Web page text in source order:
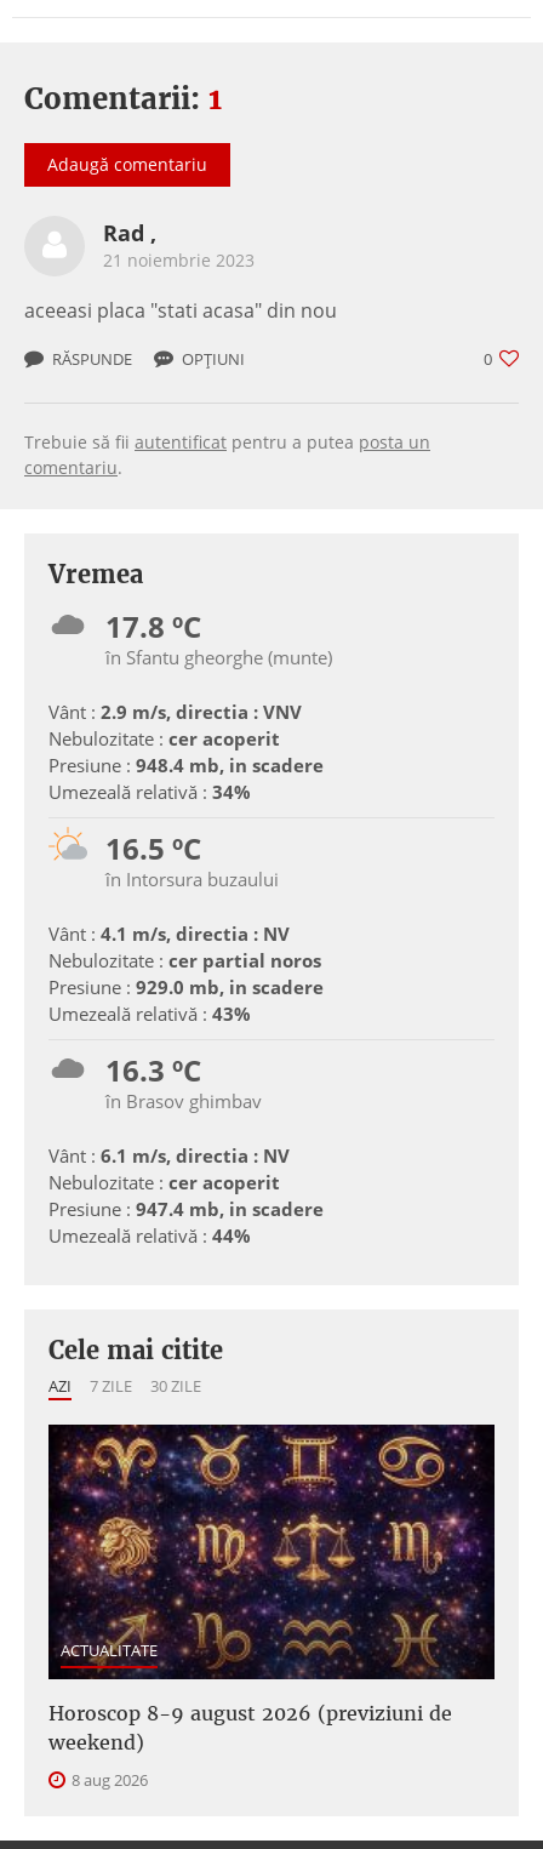
Comentarii: 1
Adaugă comentariu
Rad ,
21 noiembrie 2023
aceeasi placa "stati acasa" din nou
0
RĂSPUNDE OPȚIUNI
Trebuie să fii autentificat pentru a putea posta un
comentariu.
Vremea
17.8 ºC
în Sfantu gheorghe (munte)
Vânt : 2.9 m/s, directia : VNV
Nebulozitate : cer acoperit
Presiune : 948.4 mb, in scadere
Umezeală relativă : 34%
16.5 ºC
în Intorsura buzaului
Vânt : 4.1 m/s, directia : NV
Nebulozitate : cer partial noros
Presiune : 929.0 mb, in scadere
Umezeală relativă : 43%
16.3 ºC
în Brasov ghimbav
Vânt : 6.1 m/s, directia : NV
Nebulozitate : cer acoperit
Presiune : 947.4 mb, in scadere
Umezeală relativă : 44%
Cele mai citite
AZI 7 ZILE 30 ZILE
ACTUALITATE
Horoscop 8-9 august 2026 (previziuni de
weekend)
8 aug 2026